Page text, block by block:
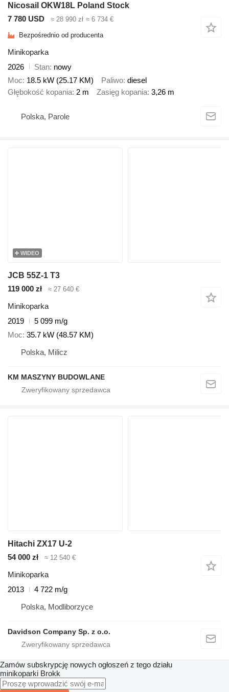
Nicosail OKW18L Poland Stock
7 780 USD
≈ 28 990 zł ≈ 6 734 €
Bezpośrednio od producenta
Minikoparka
2026
Stan nowy
Moc 18.5 kW (25.17 KM) Paliwo diesel
Głębokość kopania 2 m Zasięg kopania 3,26 m
Polska, Parole
WIDEO
JCB 55Z-1 T3
119 000 zł
≈ 27 640 €
Minikoparka
2019
5 099 m/g
Moc 35.7 kW (48.57 KM)
Polska, Milicz
KM MASZYNY BUDOWLANE
Hitachi ZX17 U-2
54 000 zł
≈ 12 540 €
Minikoparka
2013
4 722 m/g
Polska, Modliborzyce
Davidson Company Sp. z o.o.
Zamów subskrypcję nowych ogłoszeń z tego działu
minikoparki Brokk